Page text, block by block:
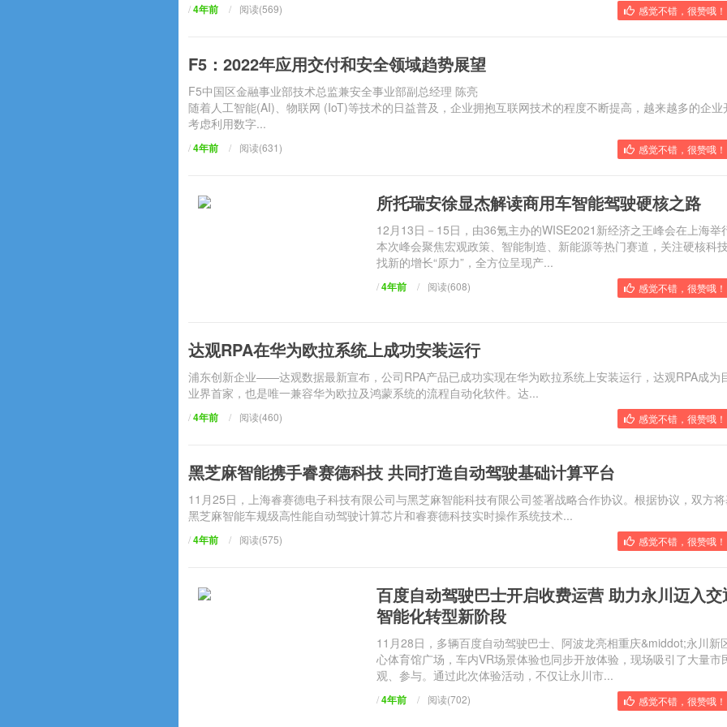
/4年前 / 感觉不错，很赞哦
阅读(569)
F5：2022年应用交付和安全领域趋势展望
F5中国区金融事业部技术总监兼安全事业部副总经理 陈亮
随着人工智能(AI)、物联网 (IoT)等技术的日益普及，企业拥抱互联网技术的程度不断提高，越来越多的企业
考虑利用数字...
/4年前 / 感觉不错，很赞哦
阅读(631)
所托瑞安徐显杰解读商用车智能驾驶硬核之路
12月13日－15日，由36氪主办的WISE2021新经济之王峰会在上海举
本次峰会聚焦宏观政策、智能制造、新能源等热门赛道，关注硬核科
找新的增长“原力”，全方位呈现产...
/4年前 / 感觉不错，很赞哦
阅读(608)
达观RPA在华为欧拉系统上成功安装运行
浦东创新企业——达观数据最新宣布，公司RPA产品已成功实现在华为欧拉系统上安装运行，达观RPA成为
业界首家，也是唯一兼容华为欧拉及鸿蒙系统的流程自动化软件。达...
/4年前 / 感觉不错，很赞哦
阅读(460)
黑芝麻智能携手睿赛德科技 共同打造自动驾驶基础计算平台
11月25日，上海睿赛德电子科技有限公司与黑芝麻智能科技有限公司签署战略合作协议。根据协议，双方
黑芝麻智能车规级高性能自动驾驶计算芯片和睿赛德科技实时操作系统技术...
/4年前 / 感觉不错，很赞哦
阅读(575)
百度自动驾驶巴士开启收费运营 助力永川迈入交
智能化转型新阶段
11月28日，多辆百度自动驾驶巴士、阿波龙亮相重庆&middot;永川新
心体育馆广场，车内VR场景体验也同步开放体验，现场吸引了大量市
观、参与。通过此次体验活动，不仅让永川市...
/4年前 / 感觉不错，很赞哦
阅读(702)